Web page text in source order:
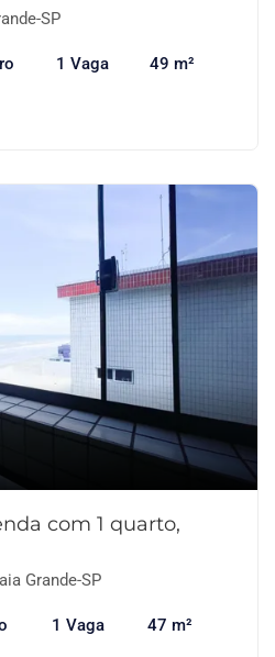
SP
1 Vaga 49 m²
com 1 quarto,
Grande-SP
1 Vaga 47 m²